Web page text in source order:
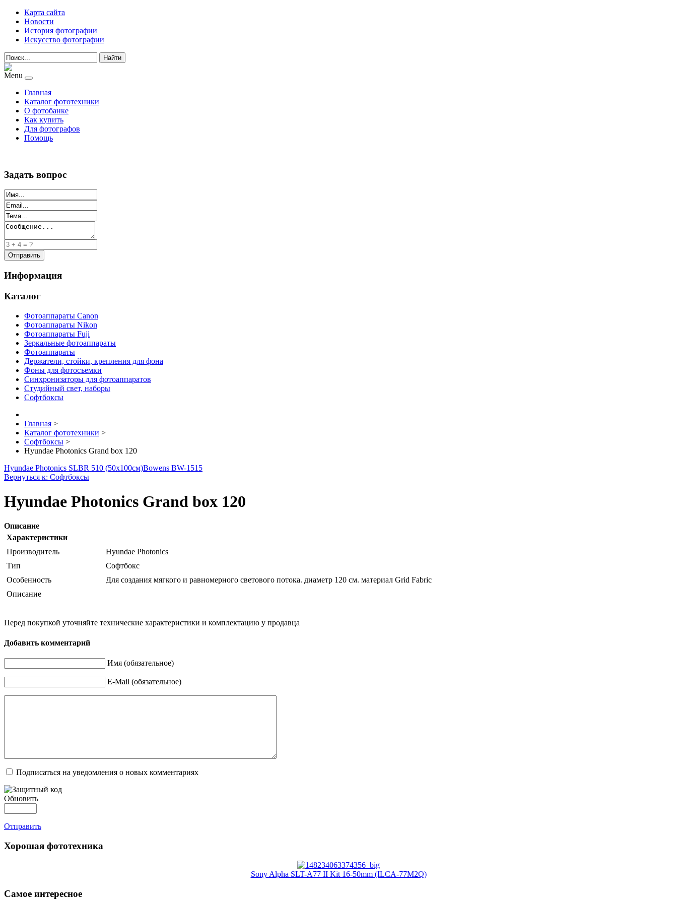
Карта сайта
Новости
История фотографии
Искусство фотографии
Найти
Menu
Главная
Каталог фототехники
О фотобанке
Как купить
Для фотографов
Помощь
Задать вопрос
Информация
Каталог
Фотоаппараты Canon
Фотоаппараты Nikon
Фотоаппараты Fuji
Зеркальные фотоаппараты
Фотоаппараты
Держатели, стойки, крепления для фона
Фоны для фотосъемки
Синхронизаторы для фотоаппаратов
Студийный свет, наборы
Софтбоксы
Главная >
Каталог фототехники >
Софтбоксы >
Hyundae Photonics Grand box 120
Hyundae Photonics SLBR 510 (50x100см)Bowens BW-1515
Вернуться к: Софтбоксы
Hyundae Photonics Grand box 120
Описание
Характеристики
Производитель
Hyundae Photonics
Тип
Софтбокс
Особенность
Для создания мягкого и равномерного светового потока. диаметр 120 см. материал Grid Fabric
Описание
Перед покупкой уточняйте технические характеристики и комплектацию у продавца
Добавить комментарий
Имя (обязательное)
E-Mail (обязательное)
Подписаться на уведомления о новых комментариях
Обновить
Отправить
Хорошая фототехника
Sony Alpha SLT-A77 II Kit 16-50mm (ILCA-77M2Q)
Самое интересное